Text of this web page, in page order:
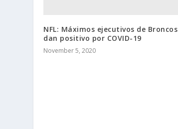
NFL: Máximos ejecutivos de Broncos
dan positivo por COVID-19
November 5, 2020